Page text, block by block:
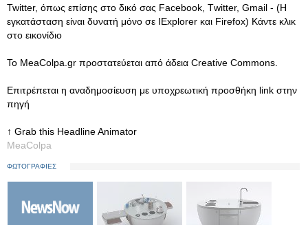
Twitter, όπως επίσης στο δικό σας Facebook, Τwitter, Gmail - (Η
εγκατάσταση είναι δυνατή μόνο σε IExplorer και Firefox) Κάντε κλικ
στο εικονίδιο
Το MeaColpa.gr προστατεύεται από άδεια Creative Commons.
Eπιτρέπεται η αναδημοσίευση με υποχρεωτική προσθήκη link στην
πηγή
↑ Grab this Headline Animator
MeaColpa
ΦΩΤΟΓΡΑΦΙΕΣ